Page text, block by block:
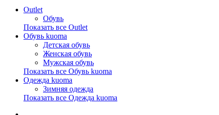
Outlet
Обувь
Показать все Outlet
Обувь kuoma
Детская обувь
Женская обувь
Мужская обувь
Показать все Обувь kuoma
Одежда kuoma
Зимняя одежда
Показать все Одежда kuoma